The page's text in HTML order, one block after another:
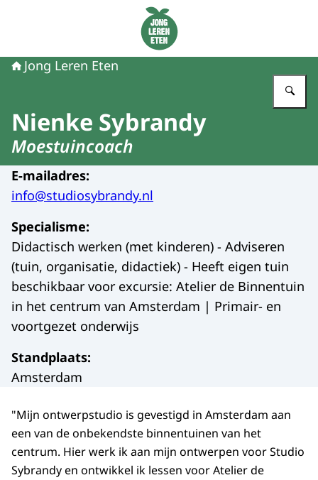
Naar de homepage van Jong Leren Eten
Jong Leren Eten
Nienke Sybrandy
Moestuincoach
E-mailadres:
info@studiosybrandy.nl
Specialisme:
Didactisch werken (met kinderen) - Adviseren
(tuin, organisatie, didactiek) - Heeft eigen tuin
beschikbaar voor excursie: Atelier de Binnentuin
in het centrum van Amsterdam | Primair- en
voortgezet onderwijs
Standplaats:
Amsterdam
"Mijn ontwerpstudio is gevestigd in Amsterdam aan
een van de onbekendste binnentuinen van het
centrum. Hier werk ik aan mijn ontwerpen voor Studio
Sybrandy en ontwikkel ik lessen voor Atelier de